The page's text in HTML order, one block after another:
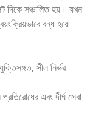
দিকে সঞ্চালিত হয়। যখন
বন্ধ হয়ে
সীল নির্ভর
এবং দীর্ঘ সেবা